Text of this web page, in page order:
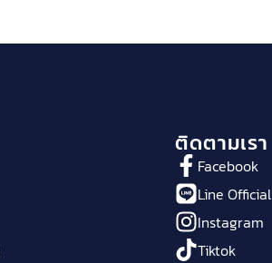
ติดตามเรา
Facebook
Line Official
Instagram
Tiktok